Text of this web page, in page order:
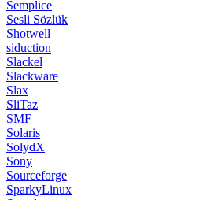
Semplice
Sesli Sözlük
Shotwell
siduction
Slackel
Slackware
Slax
SliTaz
SMF
Solaris
SolydX
Sony
Sourceforge
SparkyLinux